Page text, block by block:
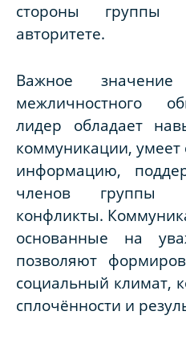
стороны группы
авторитете.
Важное
межличностного
лидер обладает
коммуникации, умеет
информацию,
членов группы
конфликты.
основанные на
позволяют
социальный климат,
сплочённости и